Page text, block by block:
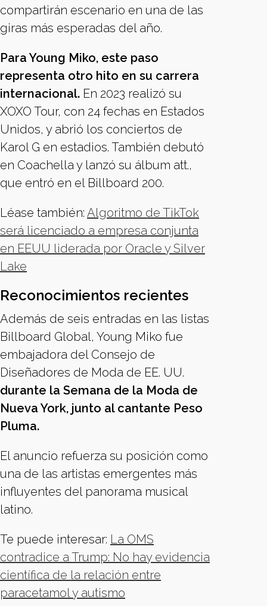
compartirán escenario en una de las
giras más esperadas del año.
Para Young Miko, este paso
representa otro hito en su carrera
internacional. En 2023 realizó su
XOXO Tour, con 24 fechas en Estados
Unidos, y abrió los conciertos de
Karol G en estadios. También debutó
en Coachella y lanzó su álbum att.,
que entró en el Billboard 200.
Léase también: Algoritmo de TikTok
será licenciado a empresa conjunta
en EEUU liderada por Oracle y Silver
Lake
Reconocimientos recientes
Además de seis entradas en las listas
Billboard Global, Young Miko fue
embajadora del Consejo de
Diseñadores de Moda de EE. UU.
durante la Semana de la Moda de
Nueva York, junto al cantante Peso
Pluma.
El anuncio refuerza su posición como
una de las artistas emergentes más
influyentes del panorama musical
latino.
Te puede interesar: La OMS
contradice a Trump: No hay evidencia
científica de la relación entre
paracetamol y autismo